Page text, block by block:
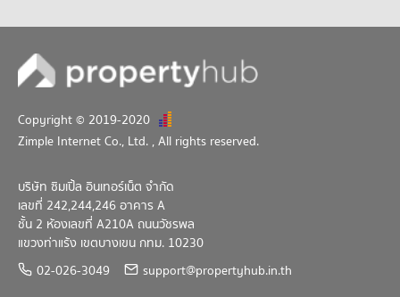
Copyright © 2019-2020
Zimple Internet Co., Ltd. , All rights reserved.
บริษัท ซิมเปิ้ล อินเทอร์เน็ต จำกัด
เลขที่ 242,244,246 อาคาร A
ชั้น 2 ห้องเลขที่ A210A ถนนวัชรพล
แขวงท่าแร้ง เขตบางเขน กทม. 10230
02-026-3049
support@propertyhub.in.th